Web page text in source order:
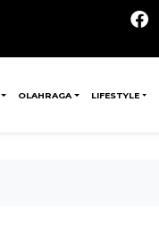
OLAHRAGA LIFESTYLE